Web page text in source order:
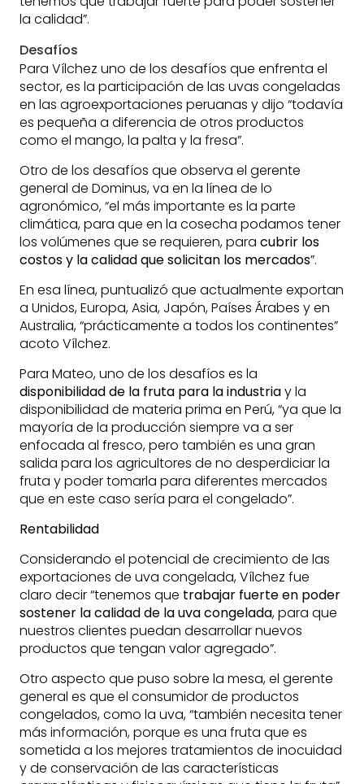
la calidad”.
Desafíos
Para Vílchez uno de los desafíos que enfrenta el
sector, es la participación de las uvas congeladas
en las agroexportaciones peruanas y dijo “todavía
es pequeña a diferencia de otros productos
como el mango, la palta y la fresa”.
Otro de los desafíos que observa el gerente
general de Dominus, va en la línea de lo
agronómico, “el más importante es la parte
climática, para que en la cosecha podamos tener
los volúmenes que se requieren, para cubrir los
costos y la calidad que solicitan los mercados”.
En esa línea, puntualizó que actualmente exportan
a Unidos, Europa, Asia, Japón, Países Árabes y en
Australia, “prácticamente a todos los continentes”
acoto Vílchez.
Para Mateo, uno de los desafíos es la
disponibilidad de la fruta para la industriay la
disponibilidad de materia prima en Perú, “ya que la
mayoría de la producción siempre va a ser
enfocada al fresco, pero también es una gran
salida para los agricultores de no desperdiciar la
fruta y poder tomarla para diferentes mercados
que en este caso sería para el congelado”.
Rentabilidad
Considerando el potencial de crecimiento de las
exportaciones de uva congelada, Vílchez fue
claro decir “tenemos que trabajar fuerte en poder
sostener la calidad de la uva congelada, para que
nuestros clientes puedan desarrollar nuevos
productos que tengan valor agregado”.
Otro aspecto que puso sobre la mesa, el gerente
general es que el consumidor de productos
congelados, como la uva, “también necesita tener
más información, porque es una fruta que es
sometida a los mejores tratamientos de inocuidad
y de conservación de las características